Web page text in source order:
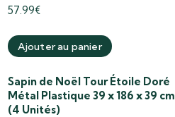
57.99€
Ajouter au panier
Sapin de Noël Tour Étoile Doré
Métal Plastique 39 x 186 x 39 cm
(4 Unités)